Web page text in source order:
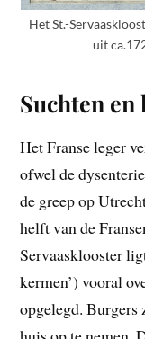
Het St.-
uit
Suchten en
Het Franse leger
ofwel de
de greep op
helft van de
Servaasklooster
kermen’) vooral
opgelegd.